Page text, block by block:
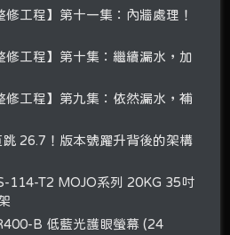
修工程】第十一集：內牆處理！
修工程】第十集：繼續漏水，加
修工程】第九集：依然漏水，補
26.7！版本號躍升背後的架構
114-T2 MOJO系列 20KG 35吋
B 低藍光護眼螢幕 (24